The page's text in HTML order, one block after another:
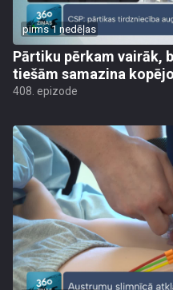
pirms 1 nedēļas
Pārtiku pērkam vairāk,
tiešām samazina
408. epizode